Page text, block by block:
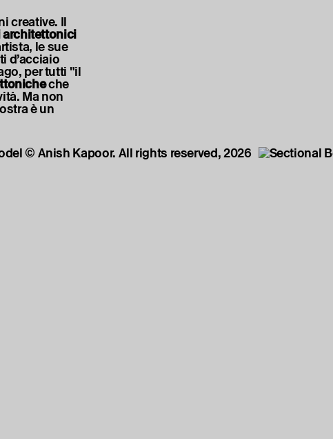
creative. Il
architettonici
le sue
d’acciaio
per tutti "il
che
Ma non
è un